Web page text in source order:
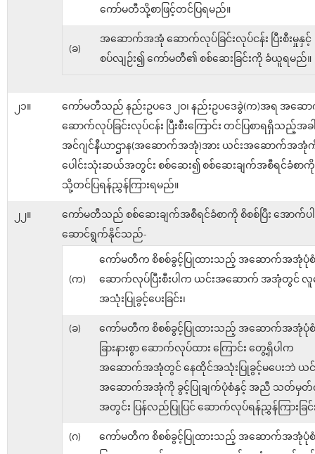
ကော်မတီသို့စာဖြင့်တင်ပြရမည်။
(ခ)
အဆောက်အအုံ ဆောက်လုပ်ခြင်းလုပ်ငန်း ပြီးစီးမှုနှင့်
စပ်လျဉ်း၍ ကော်မတီ၏ စစ်ဆေးခြင်းကို ခံယူရမည်။
၂၁။
ကော်မတီသည် နည်းဥပဒေ ၂ဝ၊ နည်းဥပဒေခွဲ(က)အရ အဆ
ဆောက်လုပ်ခြင်းလုပ်ငန်း ပြီးစီးကြောင်း တင်ပြစာရရှိသည့်အခ
အင်ဂျင်နီယာဌာန(အဆောက်အအုံ)အား ယင်းအဆောက်အအုံ
ပေါင်းသုံးဆယ်အတွင်း စစ်ဆေး၍ စစ်ဆေးချက်အစီရင်ခံစာ
သို့တင်ပြရန်ညွှန်ကြားရမည်။
၂၂။
ကော်မတီသည် စစ်ဆေးချက်အစီရင်ခံစာကို စိစစ်ပြီး အောက်ပ
ဆောင်ရွက်နိုင်သည်-
(က)
ကော်မတီက စိစစ်ခွင့်ပြုထားသည့် အဆောက်အအုံပုံ
ဆောက်လုပ်ပြီးစီးပါက ယင်းအဆောက် အအုံတွင် လူ
အသုံးပြုခွင့်ပေးခြင်း၊
(ခ)
ကော်မတီက စိစစ်ခွင့်ပြုထားသည့် အဆောက်အအုံပုံ
ခြားနားစွာ ဆောက်လုပ်ထား ကြောင်း တွေ့ရှိပါက
အဆောက်အအုံတွင် နေထိုင်အသုံးပြုခွင့်မပေးဘဲ ယင်
အဆောက်အအုံကို ခွင့်ပြုချက်ပုံစံနှင့် အညီ သတ်မှ
အတွင်း ပြန်လည်ပြုပြင် ဆောက်လုပ်ရန်ညွှန်ကြားခြင်
(ဂ)
ကော်မတီက စိစစ်ခွင့်ပြုထားသည့် အဆောက်အအုံပုံ